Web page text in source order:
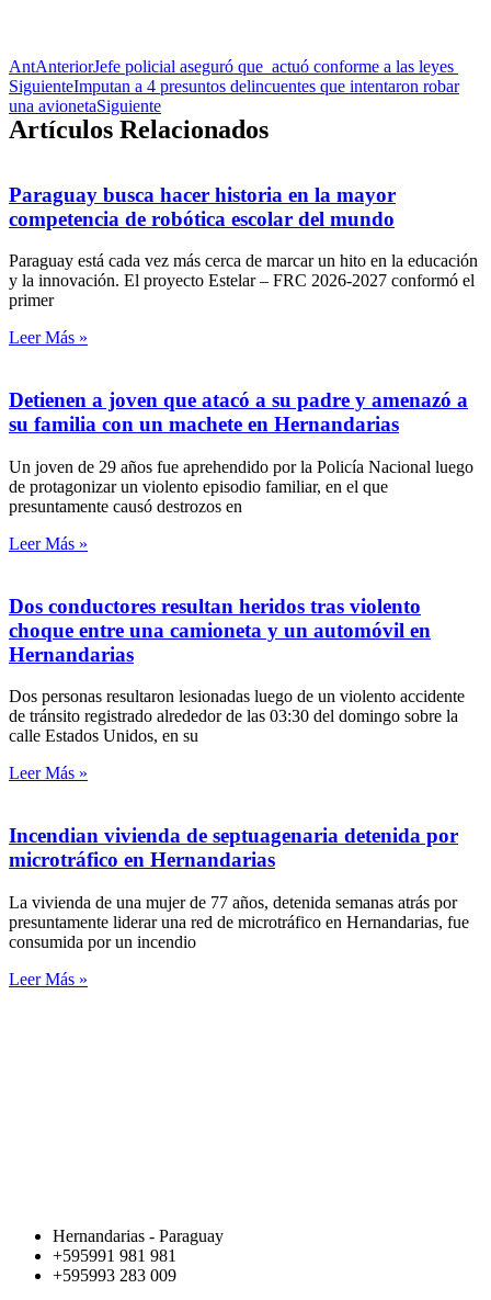
AntAnteriorJefe policial aseguró que actuó conforme a las leyes
SiguienteImputan a 4 presuntos delincuentes que intentaron robar
una avionetaSiguiente
Artículos Relacionados
Paraguay busca hacer historia en la mayor
competencia de robótica escolar del mundo
Paraguay está cada vez más cerca de marcar un hito en la educación
y la innovación. El proyecto Estelar – FRC 2026-2027 conformó el
primer
Leer Más »
Detienen a joven que atacó a su padre y amenazó a
su familia con un machete en Hernandarias
Un joven de 29 años fue aprehendido por la Policía Nacional luego
de protagonizar un violento episodio familiar, en el que
presuntamente causó destrozos en
Leer Más »
Dos conductores resultan heridos tras violento
choque entre una camioneta y un automóvil en
Hernandarias
Dos personas resultaron lesionadas luego de un violento accidente
de tránsito registrado alrededor de las 03:30 del domingo sobre la
calle Estados Unidos, en su
Leer Más »
Incendian vivienda de septuagenaria detenida por
microtráfico en Hernandarias
La vivienda de una mujer de 77 años, detenida semanas atrás por
presuntamente liderar una red de microtráfico en Hernandarias, fue
consumida por un incendio
Leer Más »
Hernandarias - Paraguay
+595991 981 981
+595993 283 009